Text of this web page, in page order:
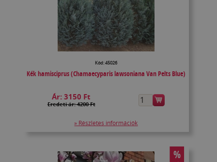
Kód: 45026
Kék hamisciprus (Chamaecyparis lawsoniana Van Pelts Blue)
Ár:3150 Ft
Eredeti ár: 4200 Ft
» Részletes információk
%